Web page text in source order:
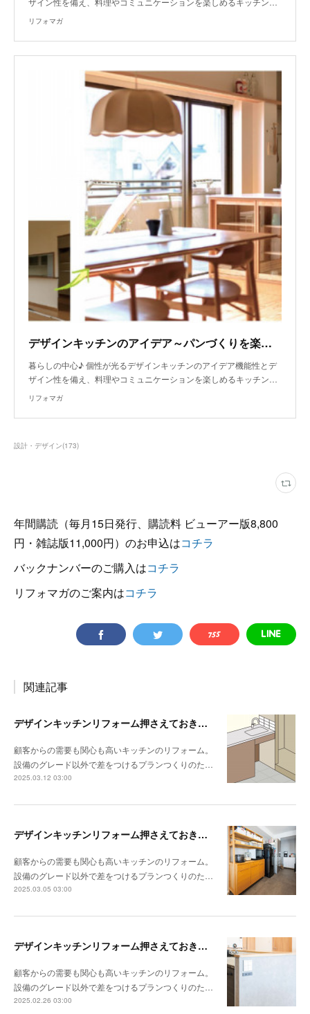
リフォマガ
デザインキッチンのアイデア～パンづくりを楽しむキッチン
暮らしの中心♪ 個性が光るデザインキッチンのアイデア機能性とデ
ザイン性を備え、料理やコミュニケーションを楽しめるキッチン…
リフォマガ
設計・デザイン(173)
年間購読（毎月15日発行、購読料 ビューアー版8,800
円・雑誌版11,000円）のお申込はコチラ
バックナンバーのご購入はコチラ
リフォマガのご案内はコチラ
関連記事
デザインキッチンリフォーム押さえておきたい3か条 《その3》設備以外の使い勝手・デザイン性
顧客からの需要も関心も高いキッチンのリフォーム。
設備のグレード以外で差をつけるプランつくりのた…
2025.03.12 03:00
デザインキッチンリフォーム押さえておきたい3か条 《その2》収納の計画をたてる
顧客からの需要も関心も高いキッチンのリフォーム。
設備のグレード以外で差をつけるプランつくりのた…
2025.03.05 03:00
デザインキッチンリフォーム押さえておきたい3か条 《その1》低予算でもできる納まりの工夫
顧客からの需要も関心も高いキッチンのリフォーム。
設備のグレード以外で差をつけるプランつくりのた…
2025.02.26 03:00